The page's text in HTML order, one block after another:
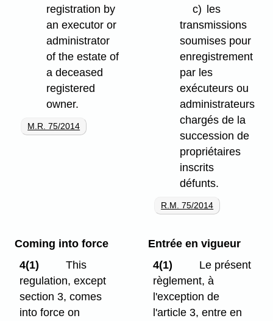
registration by
an executor or
administrator
of the estate of
a deceased
registered
owner.
M.R. 75/2014
c)
les
transmissions
soumises pour
enregistrement
par les
exécuteurs ou
administrateurs
chargés de la
succession de
propriétaires
inscrits
défunts.
R.M. 75/2014
Coming into force
4(1)
This
regulation, except
section 3, comes
into force on
Entrée en vigueur
4(1)
Le présent
règlement, à
l'exception de
l'article 3, entre en